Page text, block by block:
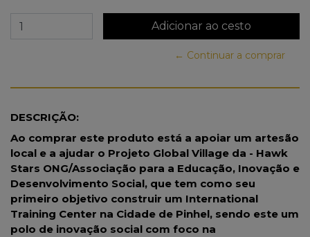
← Continuar a comprar
DESCRIÇÃO:
Ao comprar este produto está a apoiar um artesão
local e a ajudar o Projeto Global Village da - Hawk
Stars ONG/Associação para a Educação, Inovação e
Desenvolvimento Social, que tem como seu
primeiro objetivo construir um International
Training Center na Cidade de Pinhel, sendo este um
polo de inovação social com foco na